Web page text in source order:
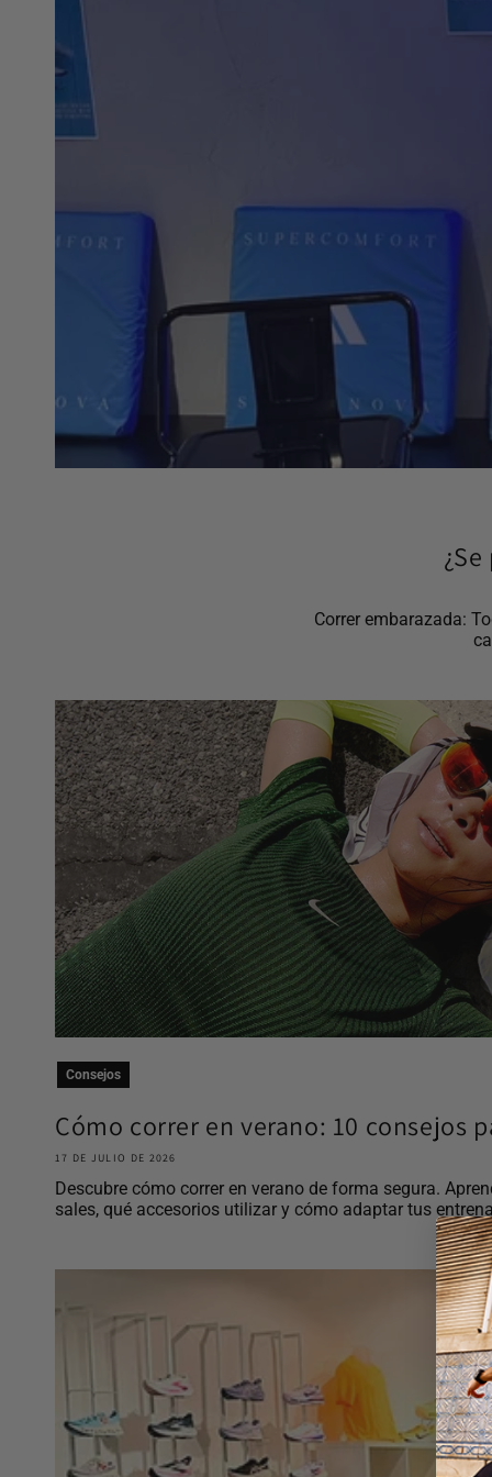
Correr embarazada:
Consejos
Cómo correr en verano: 10 consejos
17 DE JULIO DE 2026
Descubre cómo correr en verano de forma segura.
sales, qué accesorios utilizar y cómo adaptar tus